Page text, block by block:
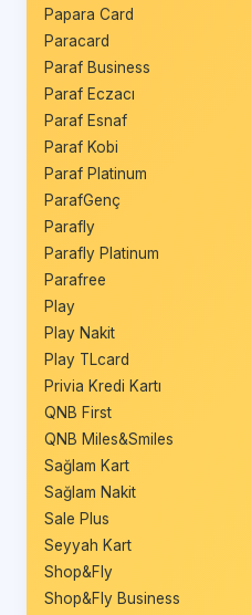
Papara Card
Paracard
Paraf Business
Paraf Eczacı
Paraf Esnaf
Paraf Kobi
Paraf Platinum
ParafGenç
Parafly
Parafly Platinum
Parafree
Play
Play Nakit
Play TLcard
Privia Kredi Kartı
QNB First
QNB Miles&Smiles
Sağlam Kart
Sağlam Nakit
Sale Plus
Seyyah Kart
Shop&Fly
Shop&Fly Business